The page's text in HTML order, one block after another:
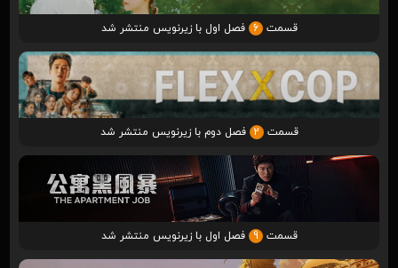
قسمت 6 فصل اول با زیرنویس منتشر شد
قسمت 2 فصل دوم با زیرنویس منتشر شد
قسمت 9 فصل اول با زیرنویس منتشر شد